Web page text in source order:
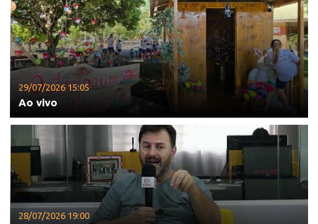
29/07/2026 15:05
Ao vivo
28/07/2026 19:00